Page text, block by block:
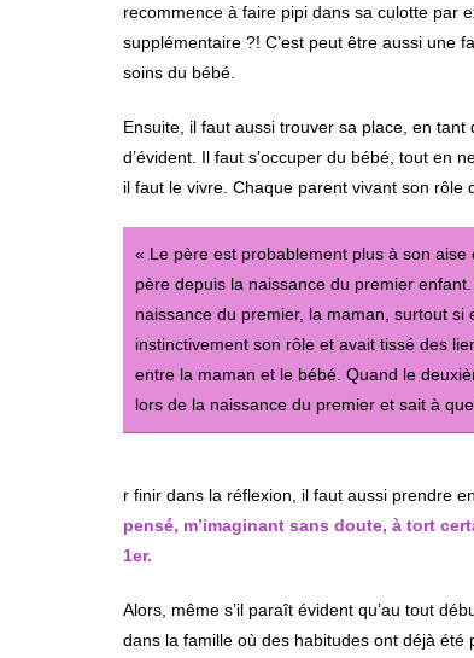
recommence à faire pipi dans sa culotte par
supplémentaire ?! C’est peut être aussi une
soins du bébé.
Ensuite, il faut aussi trouver sa place, en
d’évident. Il faut s’occuper du bébé, tout en
il faut le vivre. Chaque parent vivant son rôle
« Le père est probablement plus à son
père depuis la naissance du premier
naissance du premier, la maman, surtout
instinctivement son rôle et avait tissé des
entre la maman et le bébé. Quand le
lors de la naissance du premier et sait à
r finir dans la réflexion, il faut aussi prendre
pensé, m’imaginant sans doute, à tort
1er.
Alors, même s’il paraît évident qu’au tout
dans la famille où des habitudes ont déjà été